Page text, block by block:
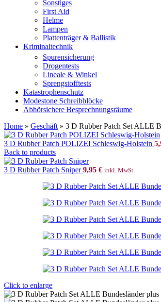
Sonstiges
First Aid
Helme
Lampen
Plattenträger & Ballistik
Kriminaltechnik
Spurensicherung
Drogentests
Lineale & Winkel
Sprengstofftests
Katastrophenschutz
Modestone Schreibblöcke
Abhörsichere Besprechnungsräume
Home » Geschäft » 3 D Rubber Patch Set ALLE
3 D Rubber Patch POLIZEI Schleswig-Holstein
Back to products
3 D Rubber Patch Sniper9,95 € inkl. MwSt.
Click to enlarge